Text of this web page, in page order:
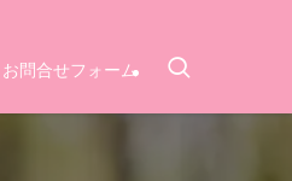
お問合せフォーム